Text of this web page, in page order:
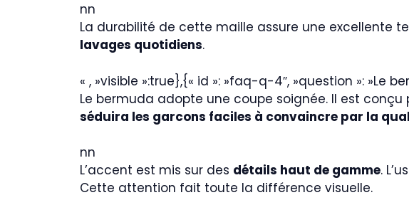
nn
La durabilité de cette maille assure une excellente
lavages quotidiens.
« , »visible »:true},{« id »: »faq-q-4″, »question »: »Le
Le bermuda adopte une coupe soignée. Il est
séduira les garcons faciles à convaincre par la
nn
L’accent est mis sur des détails haut de gamme.
Cette attention fait toute la différence visuelle.